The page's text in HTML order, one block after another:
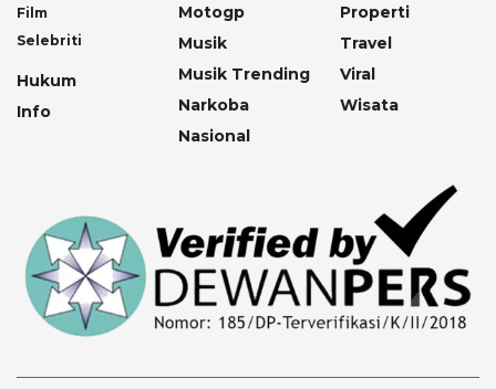
Film
Selebriti
Hukum
Info
Motogp
Musik
Musik Trending
Narkoba
Nasional
Properti
Travel
Viral
Wisata